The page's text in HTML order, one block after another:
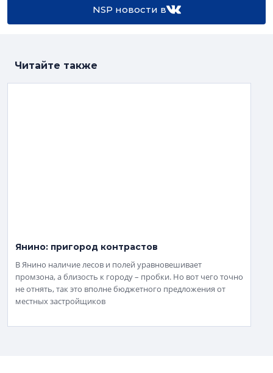
NSP новости в
Читайте также
Янино: пригород контрастов
В Янино наличие лесов и полей уравновешивает
промзона, а близость к городу – пробки. Но вот чего точно
не отнять, так это вполне бюджетного предложения от
местных застройщиков